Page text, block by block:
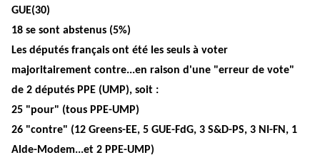
GUE(30)
18 se sont abstenus (5%)
Les députés français ont été les seuls à voter
majoritairement contre...en raison d'une "erreur de vote"
de 2 députés PPE (UMP), soit :
25 "pour" (tous PPE-UMP)
26 "contre" (12 Greens-EE, 5 GUE-FdG, 3 S&D-PS, 3 NI-FN, 1
Alde-Modem...et 2 PPE-UMP)